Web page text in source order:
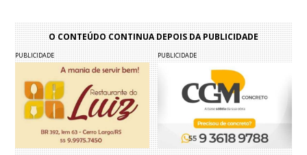
O CONTEÚDO CONTINUA DEPOIS DA PUBLICIDADE
PUBLICIDADE PUBLICIDADE